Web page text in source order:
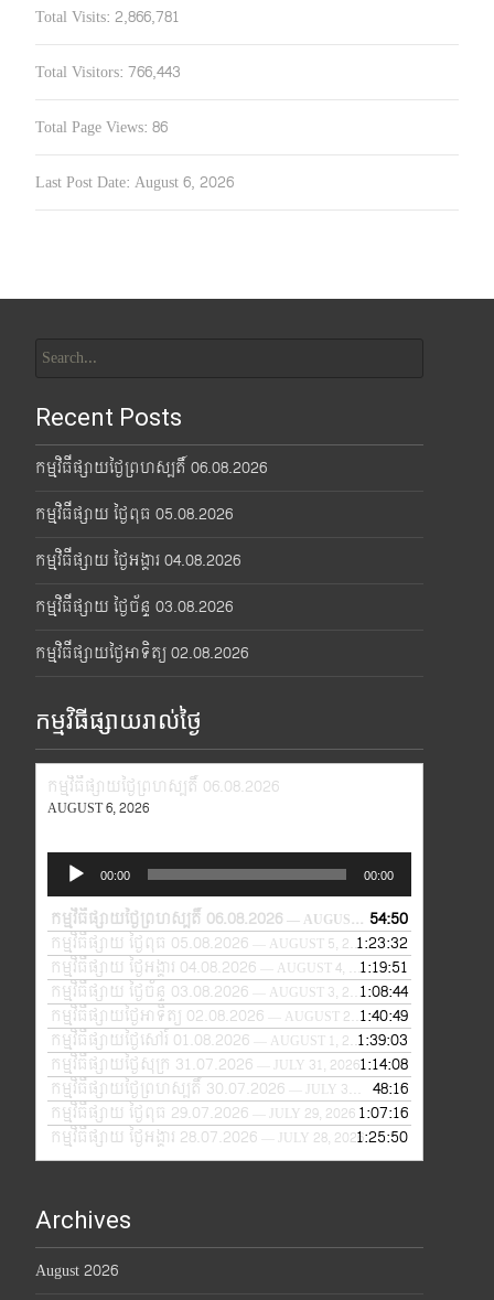
Total Visits: 2,866,781
Total Visitors: 766,443
Total Page Views: 86
Last Post Date: August 6, 2026
for:
Recent Posts
កម្មវិធីផ្សាយថ្ងៃព្រហស្បតិ៍ 06.08.2026
កម្មវិធីផ្សាយ ថ្ងៃពុធ 05.08.2026
កម្មវិធីផ្សាយ ថ្ងៃអង្គារ 04.08.2026
កម្មវិធីផ្សាយ ថ្ងៃច័ន្ទ 03.08.2026
កម្មវិធីផ្សាយថ្ងៃអាទិត្យ 02.08.2026
កម្មវិធីផ្សាយរាល់ថ្ងៃ
កម្មវិធីផ្សាយថ្ងៃព្រហស្បតិ៍ 06.08.2026
AUGUST 6, 2026
Audio
Player
00:00 00:00
កម្មវិធីផ្សាយថ្ងៃព្រហស្បតិ៍ 06.08.2026— AUGUST 6, 2026
54:50
កម្មវិធីផ្សាយ ថ្ងៃពុធ 05.08.2026
— AUGUST 5, 2026 1:23:32
កម្មវិធីផ្សាយ ថ្ងៃអង្គារ 04.08.2026
— AUGUST 4, 2026
1:19:51
កម្មវិធីផ្សាយ ថ្ងៃច័ន្ទ 03.08.2026
— AUGUST 3, 2026 1:08:44
កម្មវិធីផ្សាយថ្ងៃអាទិត្យ 02.08.2026
— AUGUST 2, 2026 1:40:49
កម្មវិធីផ្សាយថ្ងៃសៅរ៍ 01.08.2026
— AUGUST 1, 2026 1:39:03
កម្មវិធីផ្សាយថ្ងៃសុក្រ 31.07.2026
— JULY 31, 20261:14:08
កម្មវិធីផ្សាយថ្ងៃព្រហស្បតិ៍ 30.07.2026
— JULY 30, 2026
48:16
កម្មវិធីផ្សាយ ថ្ងៃពុធ 29.07.2026
— JULY 29, 20261:07:16
កម្មវិធីផ្សាយ ថ្ងៃអង្គារ 28.07.2026
— JULY 28, 20261:25:50
Archives
August 2026